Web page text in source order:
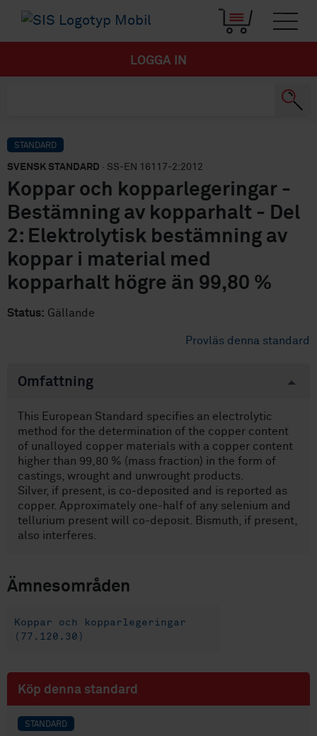
LOGGA IN
STANDARD
SVENSK STANDARD · SS-EN 16117-2:2012
Koppar och kopparlegeringar -
Bestämning av kopparhalt - Del
2: Elektrolytisk bestämning av
koppar i material med
kopparhalt högre än 99,80 %
Status: Gällande
Provläs denna standard
Omfattning
This European Standard specifies an electrolytic
method for the determination of the copper content
of unalloyed copper materials with a copper content
higher than 99,80 % (mass fraction) in the form of
castings, wrought and unwrought products.
Silver, if present, is co-deposited and is reported as
copper. Approximately one-half of any selenium and
tellurium present will co-deposit. Bismuth, if present,
also interferes.
Ämnesområden
Koppar och kopparlegeringar
(77.120.30)
Köp denna standard
STANDARD